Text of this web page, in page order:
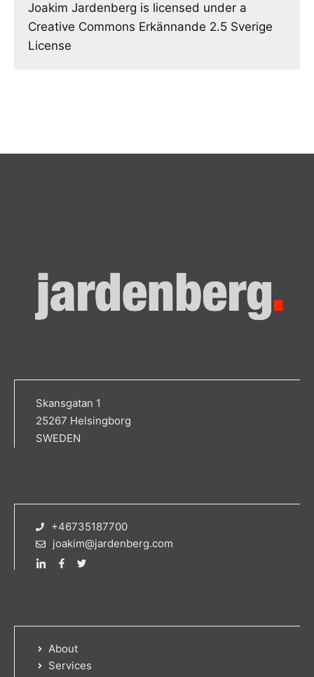
Joakim Jardenberg is licensed under a
Creative Commons Erkännande 2.5 Sverige
License
Skansgatan 1
25267 Helsingborg
SWEDEN
+46735187700
joakim@jardenberg.com
About
Services